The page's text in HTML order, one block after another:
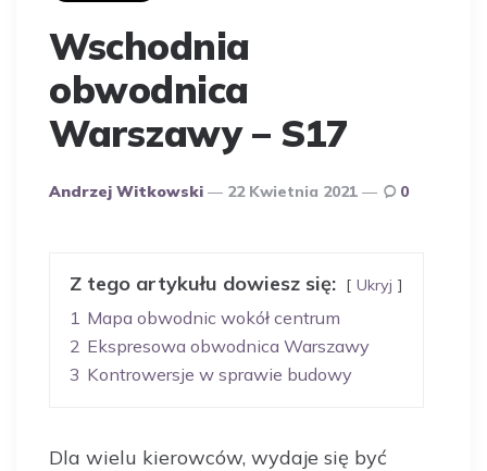
Wschodnia
obwodnica
Warszawy – S17
Opublikowany
Andrzej Witkowski 22 Kwietnia 2021 0
Z tego artykułu dowiesz się: Ukryj
1 Mapa obwodnic wokół centrum
2 Ekspresowa obwodnica Warszawy
3 Kontrowersje w sprawie budowy
Dla wielu kierowców, wydaje się być